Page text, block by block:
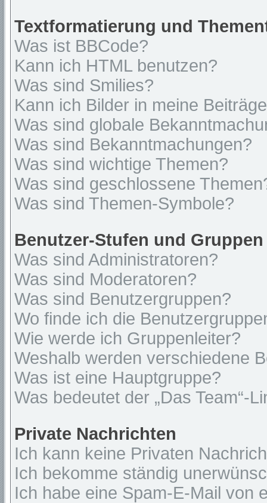
Textformatierung und
Was ist BBCode?
Kann ich HTML benutzen?
Was sind Smilies?
Kann ich Bilder in meine
Was sind globale
Was sind Bekanntmachungen?
Was sind wichtige Themen?
Was sind geschlossene
Was sind Themen-Symbole?
Benutzer-Stufen und Gruppen
Was sind Administratoren?
Was sind Moderatoren?
Was sind Benutzergruppen?
Wo finde ich die
Wie werde ich Gruppenleiter?
Weshalb werden verschiedene
Was ist eine Hauptgruppe?
Was bedeutet der „Das Team“-
Private Nachrichten
Ich kann keine Privaten
Ich bekomme ständig
Ich habe eine Spam-E-Mail von